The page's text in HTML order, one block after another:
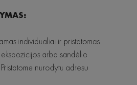
individualiai ir pristatomas
arba sandėlio
Pristatome nurodytu adresu